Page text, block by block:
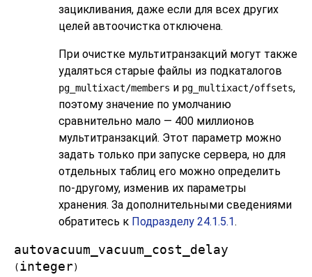
зацикливания, даже если для всех других
целей автоочистка отключена.
При очистке мультитранзакций могут также
удаляться старые файлы из подкаталогов
pg_multixact/members и pg_multixact/offsets,
поэтому значение по умолчанию
сравнительно мало — 400 миллионов
мультитранзакций. Этот параметр можно
задать только при запуске сервера, но для
отдельных таблиц его можно определить
по-другому, изменив их параметры
хранения. За дополнительными сведениями
обратитесь к Подразделу 24.1.5.1.
autovacuum_vacuum_cost_delay
( integer)